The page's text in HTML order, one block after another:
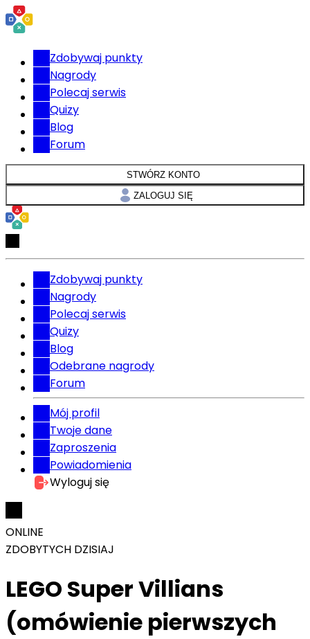
Zdobywaj punkty
Nagrody
Polecaj serwis
Quizy
Blog
Forum
STWÓRZ KONTO
ZALOGUJ SIĘ
Zdobywaj punkty
Nagrody
Polecaj serwis
Quizy
Blog
Odebrane nagrody
Forum
Mój profil
Twoje dane
Zaproszenia
Powiadomienia
Wyloguj się
ONLINE
ZDOBYTYCH DZISIAJ
LEGO Super Villians
(omówienie pierwszych